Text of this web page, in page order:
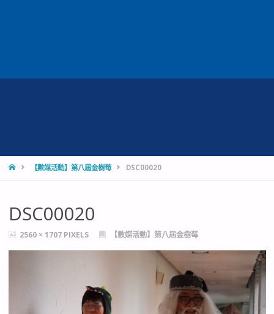
HOME【數媒活動】第八屆金樹莓 DSC00020
DSC00020
FULL2560 × 1707 PIXELS 【數媒活動】第八屆金樹莓